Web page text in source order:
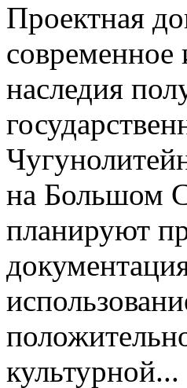
Проектная
современное
наследия
на Большом
планируют
культурной...